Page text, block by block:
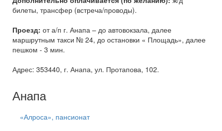
билеты, трансфер (встреча/проводы).
Проезд: от а/п г. Анапа – до автовокзала, далее
маршрутным такси № 24, до остановки « Площадь», далее
пешком - 3 мин.
Адрес: 353440, г. Анапа, ул. Протапова, 102.
Анапа
«Алроса», пансионат